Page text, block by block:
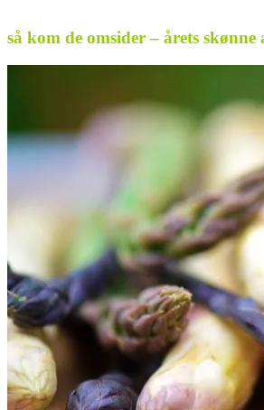
så kom de omsider – årets skønne